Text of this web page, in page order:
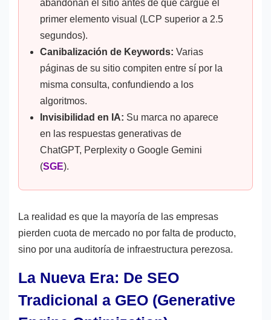
abandonan el sitio antes de que cargue el
primer elemento visual (LCP superior a 2.5
segundos).
Canibalización de Keywords: Varias
páginas de su sitio compiten entre sí por la
misma consulta, confundiendo a los
algoritmos.
Invisibilidad en IA: Su marca no aparece
en las respuestas generativas de
ChatGPT, Perplexity o Google Gemini
(SGE).
La realidad es que la mayoría de las empresas
pierden cuota de mercado no por falta de producto,
sino por una auditoría de infraestructura perezosa.
La Nueva Era: De SEO
Tradicional a GEO (Generative